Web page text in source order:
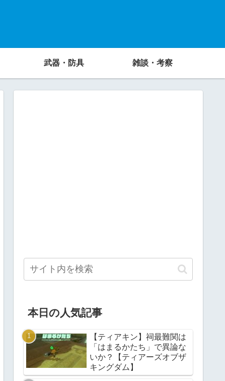
武器・防具 雑談・考察
本日の人気記事
【ティアキン】祠最難関は
「はまるかたち」で異論な
いか？【ティアーズオブザ
キングダム】